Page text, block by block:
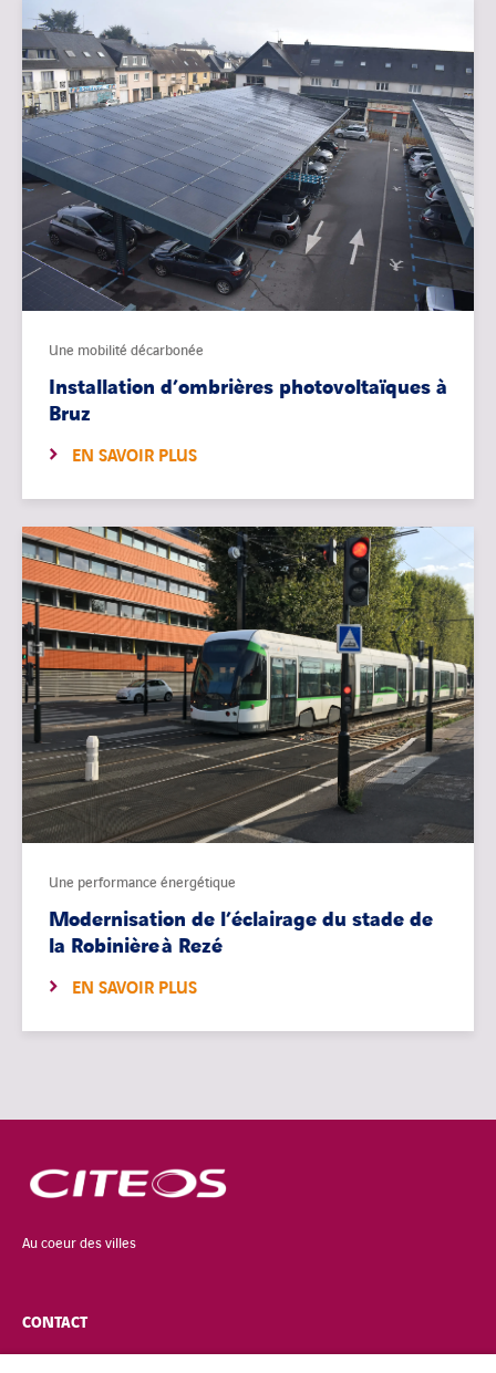
Une mobilité décarbonée
Installation d’ombrières photovoltaïques à
Bruz
EN SAVOIR PLUS
Une performance énergétique
Modernisation de l’éclairage du stade de
la Robinière à Rezé
EN SAVOIR PLUS
Au coeur des villes
CONTACT